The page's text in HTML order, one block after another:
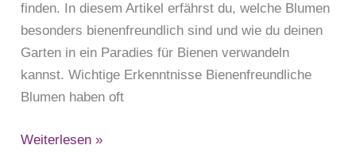
finden. In diesem Artikel erfährst du, welche Blumen
besonders bienenfreundlich sind und wie du deinen
Garten in ein Paradies für Bienen verwandeln
kannst. Wichtige Erkenntnisse Bienenfreundliche
Blumen haben oft
Weiterlesen »